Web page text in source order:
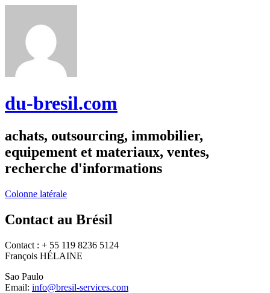
du-bresil.com
achats, outsourcing, immobilier,
equipement et materiaux, ventes,
recherche d'informations
Colonne latérale
Contact au Brésil
Contact : + 55 119 8236 5124
François HÉLAINE
Sao Paulo
Email: info@bresil-services.com